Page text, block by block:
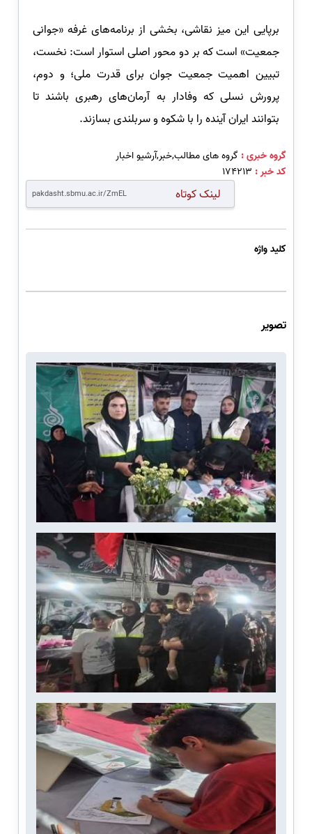
برپایی این میز نقاشی، بخشی از برنامه‌های غرفه «جوانی
جمعیت» است که بر دو محور اصلی استوار است: نخست،
تبیین اهمیت جمعیت جوان برای قدرت ملی؛ و دوم،
پرورش نسلی که وفادار به آرمان‌های رهبری باشند تا
بتوانند ایران آینده را با شکوه و سربلندی بسازند.
گروه خبری : گروه های مطالب,خبر,آرشیو اخبار
کد خبر : 174213
لینک کوتاه
کلید واژه
تصویر